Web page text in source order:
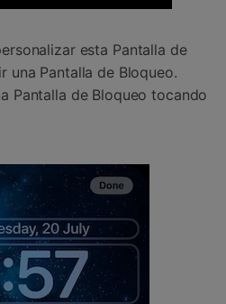
esta Pantalla de
una Pantalla de Bloqueo.
Pantalla de Bloqueo tocando